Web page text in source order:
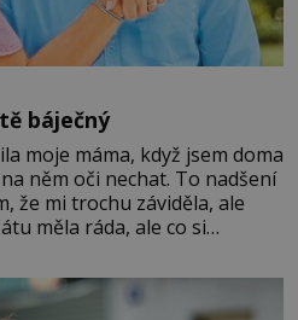
báječný
moje máma, když jsem doma
něm oči nechat. To nadšení
že mi trochu záviděla, ale
měla ráda, ale co si
byla jiná doba, když